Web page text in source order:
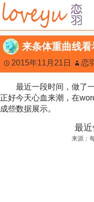
跳
过
内
容
来条体重曲线看
2015年11月21日 恋
最近一段时间，做了一
正好今天心血来潮，在
成些数据展示。
最
来源：